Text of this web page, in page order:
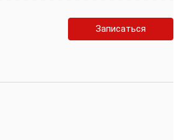
Записаться